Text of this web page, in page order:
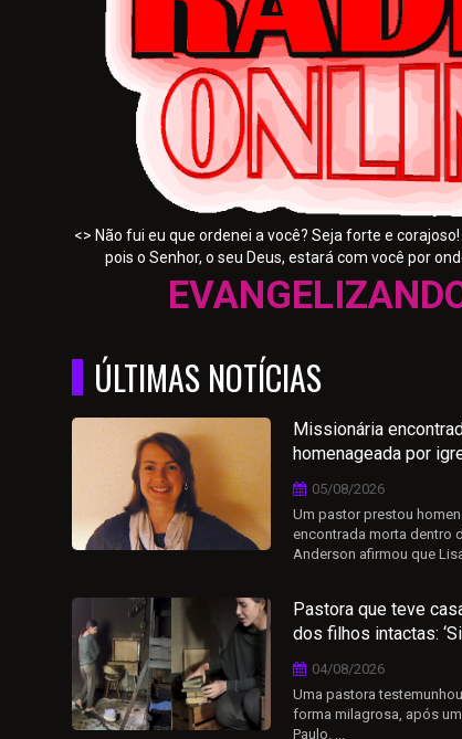
<> Não fui eu que ordenei a você? Seja forte e
pois o Senhor, o seu Deus, estará com você por
EVANGELIZANDO O
ÚLTIMAS NOTÍCIAS
Missionária
homenageada por
05/08/2026
Um pastor prestou
encontrada morta dentro
Anderson afirmou que
Pastora que teve
dos filhos intactas:
04/08/2026
Uma pastora
forma milagrosa, após
Paulo. ...